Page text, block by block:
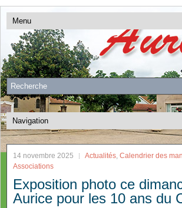
14 novembre 2025 Actualités, Calendrier des
Associations
Exposition photo ce
Aurice pour les 10 ans du